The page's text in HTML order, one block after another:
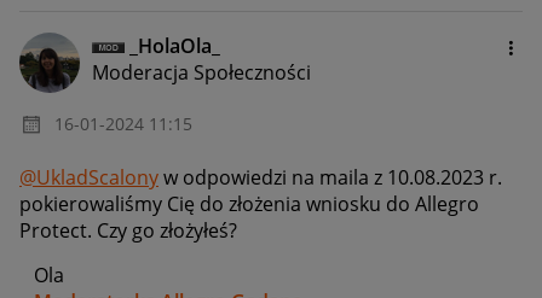
_HolaOla_
Moderacja Społeczności
‎16-01-2024 11:15
@UkladScalonyw odpowiedzi na maila z 10.08.2023 r.
pokierowaliśmy Cię do złożenia wniosku do Allegro
Protect. Czy go złożyłeś?
Ola